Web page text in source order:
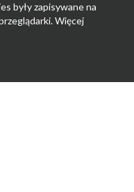
były zapisywane na
Więcej